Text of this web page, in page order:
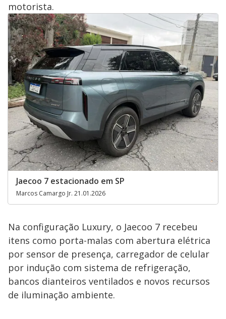
motorista.
Jaecoo 7 estacionado em SP
Marcos Camargo Jr. 21.01.2026
Na configuração Luxury, o Jaecoo 7 recebeu
itens como porta-malas com abertura elétrica
por sensor de presença, carregador de celular
por indução com sistema de refrigeração,
bancos dianteiros ventilados e novos recursos
de iluminação ambiente.